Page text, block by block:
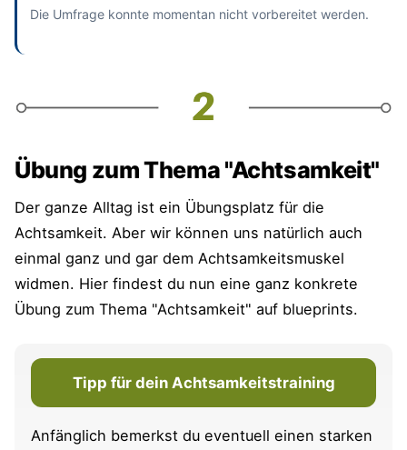
Die Umfrage konnte momentan nicht vorbereitet werden.
Übung zum Thema "Achtsamkeit"
Der ganze Alltag ist ein Übungsplatz für die
Achtsamkeit. Aber wir können uns natürlich auch
einmal ganz und gar dem Achtsamkeitsmuskel
widmen. Hier findest du nun eine ganz konkrete
Übung zum Thema "Achtsamkeit" auf blueprints.
Tipp für dein Achtsamkeitstraining
Anfänglich bemerkst du eventuell einen starken